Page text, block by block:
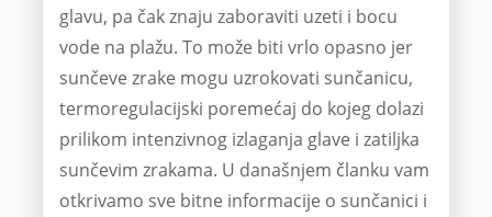
glavu, pa čak znaju zaboraviti uzeti i bocu
vode na plažu. To može biti vrlo opasno jer
sunčeve zrake mogu uzrokovati sunčanicu,
termoregulacijski poremećaj do kojeg dolazi
prilikom intenzivnog izlaganja glave i zatiljka
sunčevim zrakama. U današnjem članku vam
otkrivamo sve bitne informacije o sunčanici i